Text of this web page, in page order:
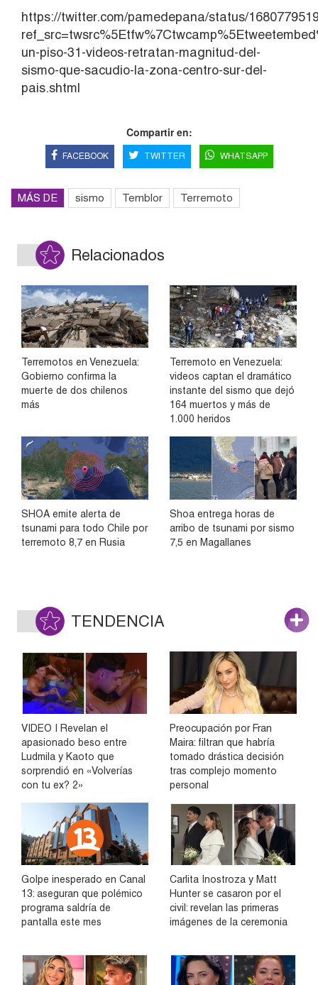
https://twitter.com/pamedepana/status/
un-piso-31-videos-retratan-magnitud-del-
sismo-que-sacudio-la-zona-centro-sur-del-
pais.shtml
Compartir en:
FACEBOOK TWITTER WHATSAPP
MÁS DE sismo Temblor Terremoto
Relacionados
Terremotos en Venezuela:
Gobierno confirma la
muerte de dos chilenos
más
Terremoto en Venezuela:
videos captan el dramático
instante del sismo que dejó
164 muertos y más de
1.000 heridos
SHOA emite alerta de
tsunami para todo Chile por
terremoto 8,7 en Rusia
Shoa entrega horas de
arribo de tsunami por sismo
7,5 en Magallanes
TENDENCIA
VIDEO | Revelan el
apasionado beso entre
Ludmila y Kaoto que
sorprendió en «Volverías
con tu ex? 2»
Preocupación por Fran
Maira: filtran que habría
tomado drástica decisión
tras complejo momento
personal
Golpe inesperado en Canal
13: aseguran que polémico
programa saldría de
pantalla este mes
Carlita Inostroza y Matt
Hunter se casaron por el
civil: revelan las primeras
imágenes de la ceremonia